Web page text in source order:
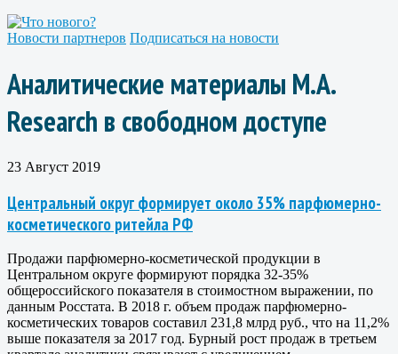
Новости партнеров Подписаться на новости
Аналитические материалы M.A.
Research в свободном доступе
23 Август 2019
Центральный округ формирует около 35% парфюмерно-
косметического ритейла РФ
Продажи парфюмерно-косметической продукции в
Центральном округе формируют порядка 32-35%
общероссийского показателя в стоимостном выражении, по
данным Росстата. В 2018 г. объем продаж парфюмерно-
косметических товаров составил 231,8 млрд руб., что на 11,2%
выше показателя за 2017 год. Бурный рост продаж в третьем